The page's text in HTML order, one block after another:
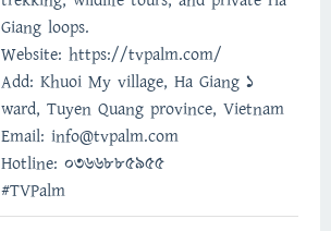
Giang loops.
Website: https://tvpalm.com/
Add: Khuoi My village, Ha Giang 1
ward, Tuyen Quang province, Vietnam
Email: info@tvpalm.com
Hotline: 0366885955
#TVPalm